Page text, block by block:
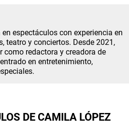
espectáculos con experiencia en
teatro y conciertos. Desde 2021,
como redactora y creadora de
en entretenimiento,
DE CAMILA LÓPEZ